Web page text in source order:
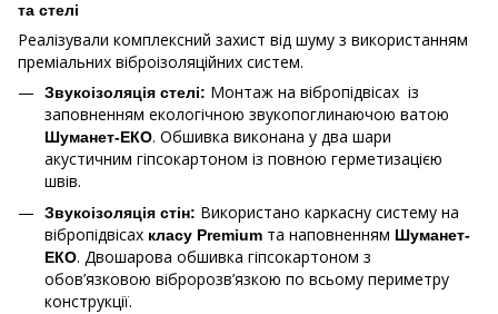
та стелі
Реалізували комплексний захист від шуму з використанням
преміальних віброізоляційних систем.
Звукоізоляція стелі: Монтаж на вібропідвісах із
заповненням екологічною звукопоглинаючою ватою
Шуманет-ЕКО. Обшивка виконана у два шари
акустичним гіпсокартоном із повною герметизацією
швів.
Звукоізоляція стін: Використано каркасну систему на
вібропідвісах класу Premium та наповненням Шуманет-
ЕКО. Двошарова обшивка гіпсокартоном з
обов’язковою вібророзв’язкою по всьому периметру
конструкції.